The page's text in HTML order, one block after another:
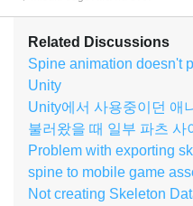
Related Discussions
Spine animation doesn't
Unity
Unity에서 사용중이던 애
불러왔을 때 일부 파츠 사
Problem with exporting
spine to mobile game
Not creating Skeleton